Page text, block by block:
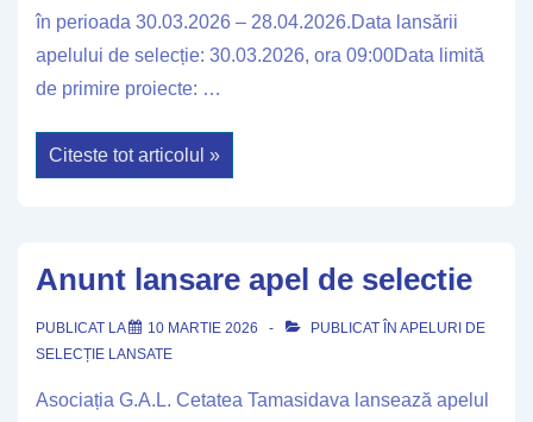
în perioada 30.03.2026 – 28.04.2026.Data lansării
apelului de selecție: 30.03.2026, ora 09:00Data limită
de primire proiecte: …
Anunt
lansare
apel
Citeste tot articolul »
Anunt lansare apel de selectie
PUBLICAT LA 10 MARTIE 2026 PUBLICAT ÎN APELURI DE
SELECȚIE LANSATE
Asociația G.A.L. Cetatea Tamasidava lansează apelul